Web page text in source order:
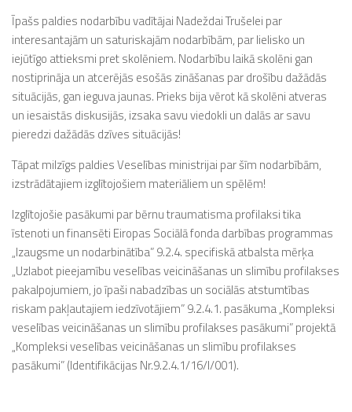
Īpašs paldies nodarbību vadītājai Nadeždai Trušelei par
interesantajām un saturiskajām nodarbībām, par lielisko un
iejūtīgo attieksmi pret skolēniem. Nodarbību laikā skolēni gan
nostiprināja un atcerējās esošās zināšanas par drošību dažādās
situācijās, gan ieguva jaunas. Prieks bija vērot kā skolēni atveras
un iesaistās diskusijās, izsaka savu viedokli un dalās ar savu
pieredzi dažādās dzīves situācijās!
Tāpat milzīgs paldies Veselības ministrijai par šīm nodarbībām,
izstrādātajiem izglītojošiem materiāliem un spēlēm!
Izglītojošie pasākumi par bērnu traumatisma profilaksi tika
īstenoti un finansēti Eiropas Sociālā fonda darbības programmas
„Izaugsme un nodarbinātība” 9.2.4. specifiskā atbalsta mērķa
„Uzlabot pieejamību veselības veicināšanas un slimību profilakses
pakalpojumiem, jo īpaši nabadzības un sociālās atstumtības
riskam pakļautajiem iedzīvotājiem” 9.2.4.1. pasākuma „Kompleksi
veselības veicināšanas un slimību profilakses pasākumi” projektā
„Kompleksi veselības veicināšanas un slimību profilakses
pasākumi” (Identifikācijas Nr.9.2.4.1/16/I/001).